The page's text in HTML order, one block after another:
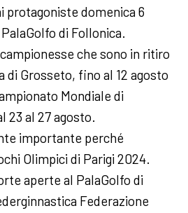
protagoniste domenica 6
di Follonica.
che sono in ritiro
di Grosseto, fino al 12 agosto
Mondiale di
23 al 27 agosto.
importante perché
Olimpici di Parigi 2024.
aperte al PalaGolfo di
Federazione